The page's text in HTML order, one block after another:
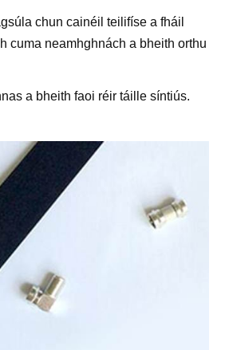
chun cainéil teilifíse a fháil
cuma neamhghnách a bheith orthu
a bheith faoi réir táille síntiús.